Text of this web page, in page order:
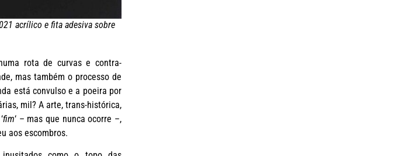
acrílico e fita adesiva sobre
rota de curvas e contra-
mas também o processo de
está convulso e a poeira por
mil? A arte, trans-histórica,
fim‘ – mas que nunca ocorre –,
aos escombros.